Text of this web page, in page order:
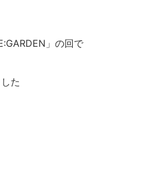
」の回で
た